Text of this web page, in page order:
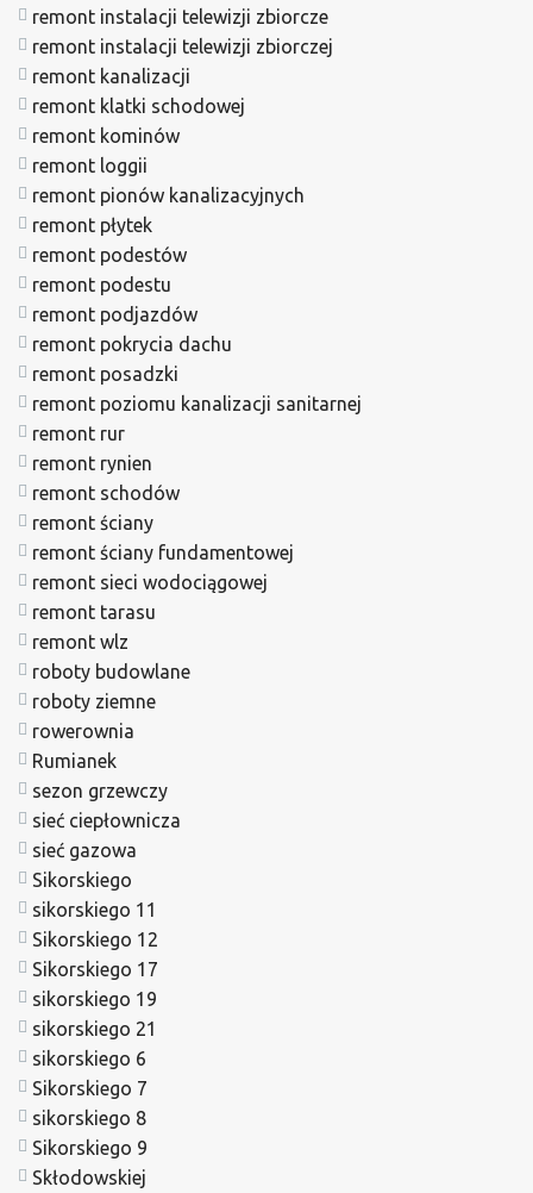
remont instalacji telewizji zbiorcze
remont instalacji telewizji zbiorczej
remont kanalizacji
remont klatki schodowej
remont kominów
remont loggii
remont pionów kanalizacyjnych
remont płytek
remont podestów
remont podestu
remont podjazdów
remont pokrycia dachu
remont posadzki
remont poziomu kanalizacji sanitarnej
remont rur
remont rynien
remont schodów
remont ściany
remont ściany fundamentowej
remont sieci wodociągowej
remont tarasu
remont wlz
roboty budowlane
roboty ziemne
rowerownia
Rumianek
sezon grzewczy
sieć ciepłownicza
sieć gazowa
Sikorskiego
sikorskiego 11
Sikorskiego 12
Sikorskiego 17
sikorskiego 19
sikorskiego 21
sikorskiego 6
Sikorskiego 7
sikorskiego 8
Sikorskiego 9
Skłodowskiej